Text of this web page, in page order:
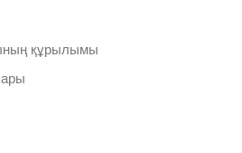
құрылымы